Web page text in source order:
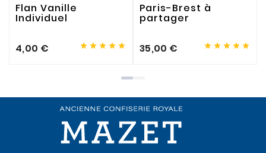
Flan Vanille
Individuel
4,00 €     
Paris-Brest à
partager
35,00 €     